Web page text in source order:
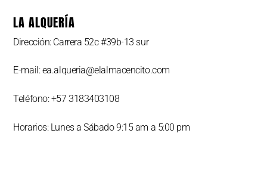
LA ALQUERÍA
Dirección: Carrera 52c #39b-13 sur
E-mail: ea.alqueria@elalmacencito.com
Teléfono: +57 3183403108
Horarios: Lunes a Sábado 9:15 am a 5:00 pm